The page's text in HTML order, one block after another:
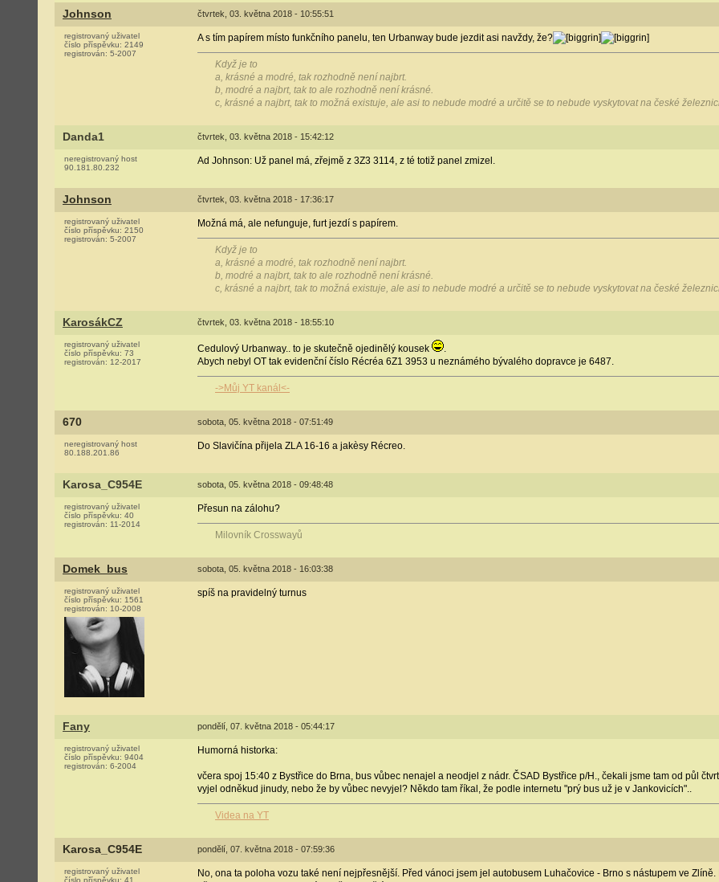
Johnson čtvrtek, 03. května 2018 - 10:55:51
registrovaný uživatel
číslo příspěvku: 2149
registrován: 5-2007
A s tím papírem místo funkčního panelu, ten Urbanway bude jezdit asi navždy, že?
Když je to
a, krásné a modré, tak rozhodně není najbrt.
b, modré a najbrt, tak to ale rozhodně není krásné.
c, krásné a najbrt, tak to možná existuje, ale asi to nebude modré a určitě se to nebude vyskytovat na české
Danda1 čtvrtek, 03. května 2018 - 15:42:12
neregistrovaný host
90.181.80.232
Ad Johnson: Už panel má, zřejmě z 3Z3 3114, z té totiž panel zmizel.
Johnson čtvrtek, 03. května 2018 - 17:36:17
registrovaný uživatel
číslo příspěvku: 2150
registrován: 5-2007
Možná má, ale nefunguje, furt jezdí s papírem.
Když je to
a, krásné a modré, tak rozhodně není najbrt.
b, modré a najbrt, tak to ale rozhodně není krásné.
c, krásné a najbrt, tak to možná existuje, ale asi to nebude modré a určitě se to nebude vyskytovat na české
KarosákCZ čtvrtek, 03. května 2018 - 18:55:10
registrovaný uživatel
číslo příspěvku: 73
registrován: 12-2017
Cedulový Urbanway.. to je skutečně ojedinělý kousek
.
Abych nebyl OT tak evidenční číslo Récréa 6Z1 3953 u neznámého bývalého dopravce je 6487.
->Můj YT kanál<-
670 sobota, 05. května 2018 - 07:51:49
neregistrovaný host
80.188.201.86
Do Slavičína přijela ZLA 16-16 a jakèsy Récreo.
Karosa_C954E sobota, 05. května 2018 - 09:48:48
registrovaný uživatel
číslo příspěvku: 40
registrován: 11-2014
Přesun na zálohu?
Milovník Crosswayů
Domek_bus sobota, 05. května 2018 - 16:03:38
registrovaný uživatel
číslo příspěvku: 1561
registrován: 10-2008
spíš na pravidelný turnus
Fany pondělí, 07. května 2018 - 05:44:17
registrovaný uživatel
číslo příspěvku: 9404
registrován: 6-2004
Humorná historka:
včera spoj 15:40 z Bystřice do Brna, bus vůbec nenajel a neodjel z nádr. ČSAD Bystřice p/H., čekali jsme tam od půl
vyjel odněkud jinudy, nebo že by vůbec nevyjel? Někdo tam říkal, že podle internetu "prý bus už je v Jankovicích"..
Videa na YT
Karosa_C954E pondělí, 07. května 2018 - 07:59:36
registrovaný uživatel
číslo příspěvku: 41
No, ona ta poloha vozu také není nejpřesnější. Před vánoci jsem jel autobusem Luhačovice - Brno s nástupem ve